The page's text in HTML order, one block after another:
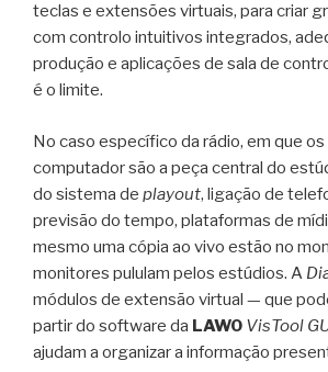
teclas e extensões virtuais, para criar
com controlo intuitivos integrados,
produção e aplicações de sala de
é o limite.
No caso específico da rádio, em que
computador são a peça central do
do sistema de playout, ligação de
previsão do tempo, plataformas de
mesmo uma cópia ao vivo estão no
monitores pululam pelos estúdios. A
módulos de extensão virtual — que
partir do software da LAWO VisTool
ajudam a organizar a informação